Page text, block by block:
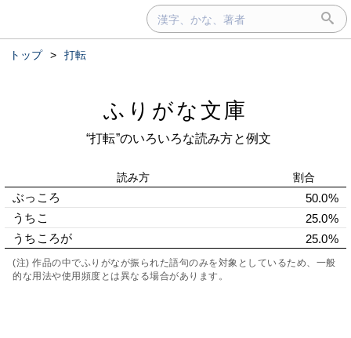
トップ > 打転
ふりがな文庫
“打転”のいろいろな読み方と例文
読み方 割合
ぶっころ
50.0%
うちこ
25.0%
うちころが
25.0%
(注) 作品の中でふりがなが振られた語句のみを対象としているため、一般
的な用法や使用頻度とは異なる場合があります。